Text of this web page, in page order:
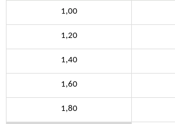
1,00
1,20
1,40
1,60
1,80